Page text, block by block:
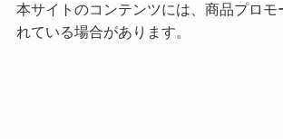
本サイトのコンテンツには、商品プロモ
れている場合があります。